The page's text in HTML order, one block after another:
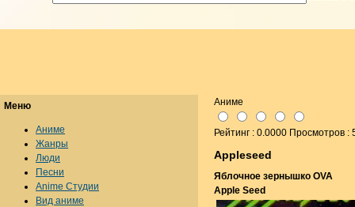
Аниме
Рейтинг : 0.0000 Просмотров :
Appleseed
Яблочное зернышко OVA
Apple Seed
Меню
Аниме
Жанры
Люди
Песни
Anime Студии
Вид аниме